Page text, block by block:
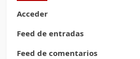
Acceder
Feed de entradas
Feed de comentarios